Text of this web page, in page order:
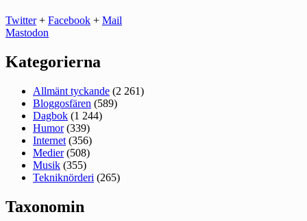
Twitter+ Facebook + Mail
Mastodon
Kategorierna
Allmänt tyckande (2 261)
Bloggosfären (589)
Dagbok (1 244)
Humor(339)
Internet (356)
Medier(508)
Musik (355)
Tekniknörderi (265)
Taxonomin